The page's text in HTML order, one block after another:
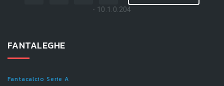
- 10.1.0.204
FANTALEGHE
Fantacalcio Serie A